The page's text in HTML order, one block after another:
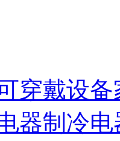
穿戴设备
器制冷电